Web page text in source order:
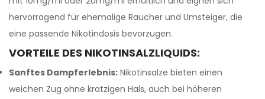
hervorragend für ehemalige Raucher und Umsteiger, die
eine passende Nikotindosis bevorzugen.
VORTEILE DES NIKOTINSALZLIQUIDS:
Sanftes Dampferlebnis: Nikotinsalze bieten einen
weichen Zug ohne kratzigen Hals, auch bei höheren